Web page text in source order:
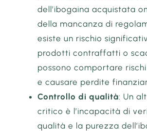
dell’ibogaina acquistata
della mancanza di
esiste un rischio
prodotti contraffatti o
possono comportare
e causare perdite
Controllo di qualità: Un
critico è l’incapacità di
qualità e la purezza